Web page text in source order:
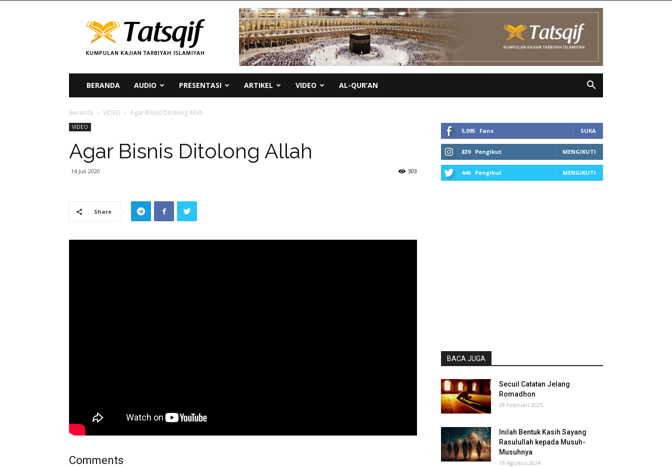
Tatsqif
BERANDA AUDIO PRESENTASI ARTIKEL VIDEO AL-QUR’AN
Beranda VIDEO Agar Bisnis Ditolong Allah
VIDEO
Agar Bisnis Ditolong Allah
14 Juli 2020 303
Share
Comments
5,095 Fans SUKA
839 Pengikut MENGIKUTI
446 Pengikut MENGIKUTI
BACA JUGA
Secuil Catatan Jelang
Romadhon
28 Februari 2025
Inilah Bentuk Kasih Sayang
Rasulullah kepada Musuh-
Musuhnya
19 Agustus 2024